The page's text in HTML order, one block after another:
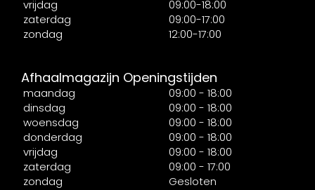
vrijdag
09:00-18:00
zaterdag
09:00-17:00
zondag
12:00-17:00
Afhaalmagazijn Openingstijden
maandag
09:00 - 18:00
dinsdag
09:00 - 18:00
woensdag
09:00 - 18:00
donderdag
09:00 - 18:00
vrijdag
09:00 - 18:00
zaterdag
09:00 - 17:00
zondag
Gesloten